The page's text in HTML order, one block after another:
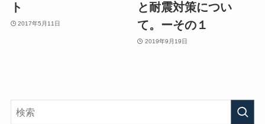
ト
2017年5月11日
と耐震対策につい
て。ーその１
2019年9月19日